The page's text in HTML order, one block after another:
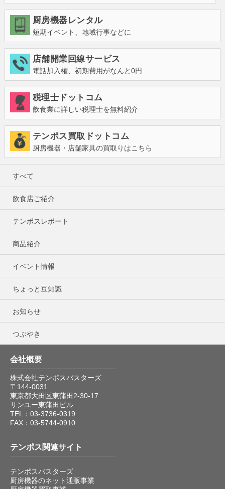
厨房機器レンタル
短期イベント、地域行事などに
店舗開業回線サービス
電話加入権、初期費用がなんと0円
税理士ドットコム
飲食業に詳しい税理士を無料紹介
テンポス買取ドットコム
厨房機器・店舗家具の買取りはこちら
すべて
飲食店ご紹介
テンポスレポート
商品紹介
イベント情報
ちょっと豆知識
お知らせ
つぶやき
会社概要
株式会社テンポスバスターズ
〒144-0031
東京都大田区東蒲田2-30-17
サンユー東蒲田ビル
TEL：03-3736-0319
FAX：03-5744-0910
テンポス関連サイト
テンポスバスターズ
厨房機器のネット通販事業